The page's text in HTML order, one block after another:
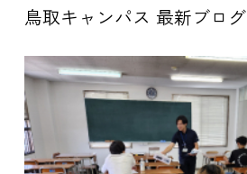
鳥取キャンパス 最新ブログ